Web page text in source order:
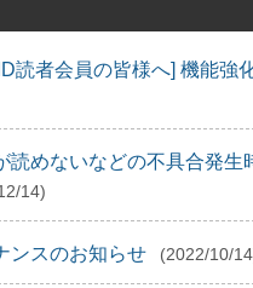
読者会員の皆様へ] 機能強
読めないなどの不具合発生
14)
ンスのお知らせ (2022/10/